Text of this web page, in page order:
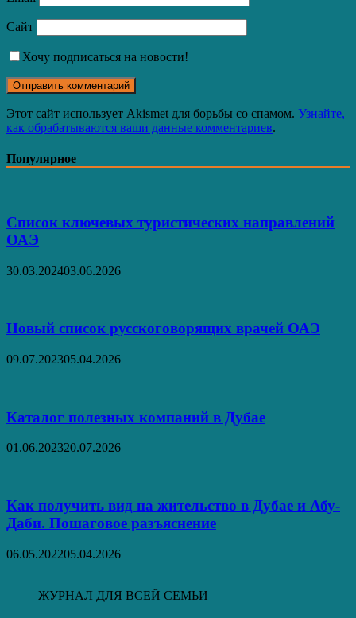
Сайт
Хочу подписаться на новости!
Этот сайт использует Akismet для борьбы со спамом. Узнайте,
как обрабатываются ваши данные комментариев.
Популярное
Список ключевых туристических направлений
ОАЭ
30.03.202403.06.2026
Новый список русскоговорящих врачей ОАЭ
09.07.202305.04.2026
Каталог полезных компаний в Дубае
01.06.202320.07.2026
Как получить вид на жительство в Дубае и Абу-
Даби. Пошаговое разъяснение
06.05.202205.04.2026
ЖУРНАЛ ДЛЯ ВСЕЙ СЕМЬИ